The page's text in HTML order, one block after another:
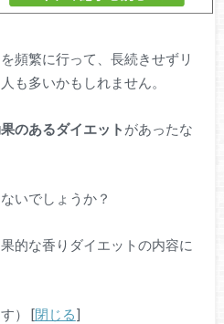
頻繁に行って、長続きせずリ
も多いかもしれません。
のあるダイエット があったな
いでしょうか？
的な香りダイエットの内容に
） [閉じる]